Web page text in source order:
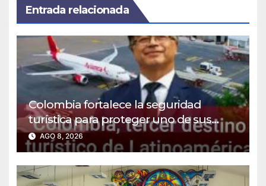
Entrada relacionada
Colombia fortalece la seguridad
turística para proteger uno de sus
sectores estratégicos
AGO 8, 2026